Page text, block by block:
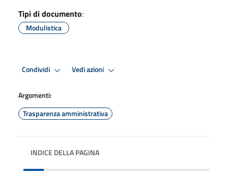
Tipi di documento:
Modulistica
Condividi Vedi azioni
Argomenti:
Trasparenza amministrativa
INDICE DELLA PAGINA